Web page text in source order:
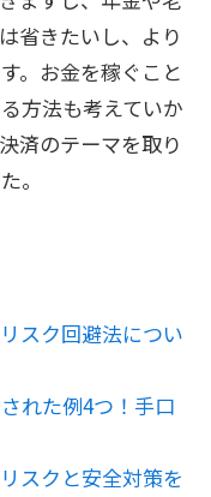
省きたいし、より
。お金を稼ぐこと
方法も考えていか
済のテーマを取り
。
スク回避法につい
れた例4つ！手口
スクと安全対策を